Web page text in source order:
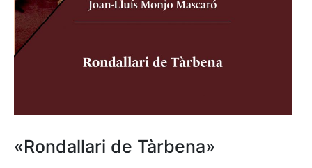
«Rondallari de Tàrbena»